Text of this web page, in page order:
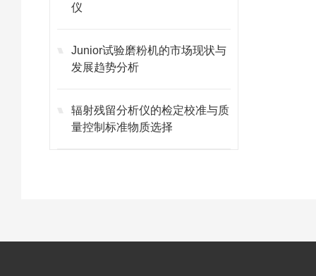
仪
Junior试验磨粉机的市场现状与
发展趋势分析
辐射残留分析仪的检定校准与质
量控制标准物质选择